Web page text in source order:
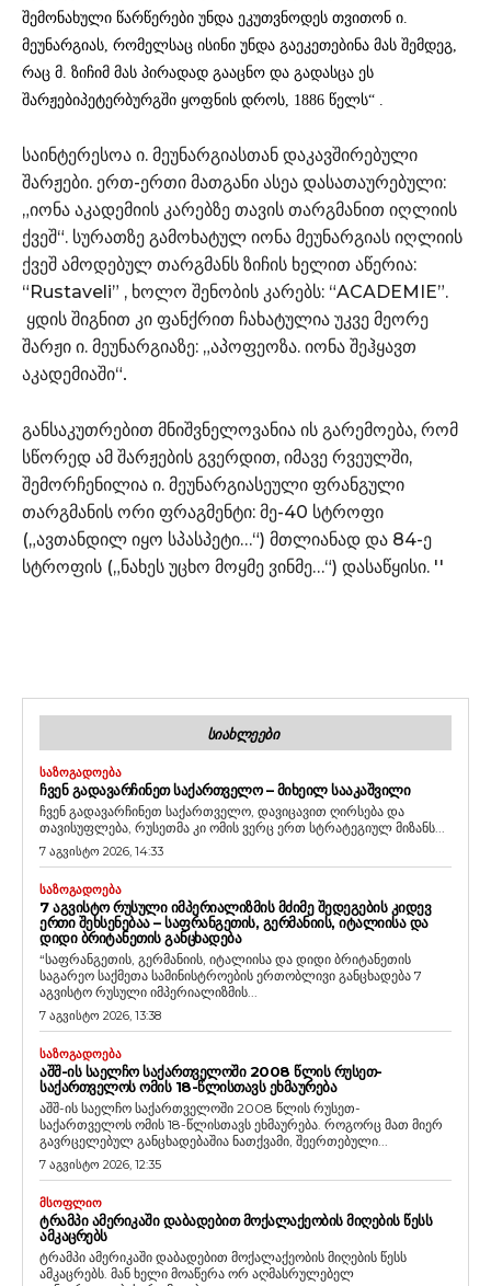
შემონახული წარწერები უნდა ეკუთვნოდეს თვითონ ი.
მეუნარგიას, რომელსაც ისინი უნდა გაეკეთებინა მას შემდეგ,
რაც მ. ზიჩიმ მას პირადად გააცნო და გადასცა ეს
შარჟებიპეტერბურგში ყოფნის დროს, 1886 წელს“
საინტერესოა ი. მეუნარგიასთან დაკავშირებული
შარჟები. ერთ-ერთი მათგანი ასეა დასათაურებული:
„იონა აკადემიის კარებზე თავის თარგმანით იღლიის
ქვეშ“. სურათზე გამოხატულ იონა მეუნარგიას იღლიის
ქვეშ ამოდებულ თარგმანს ზიჩის ხელით აწერია:
“Rustaveli” , ხოლო შენობის კარებს: “ACADEMIE”.
ყდის შიგნით კი ფანქრით ჩახატულია უკვე მეორე
შარჟი ი. მეუნარგიაზე: „აპოფეოზა. იონა შეჰყავთ
აკადემიაში“.
განსაკუთრებით მნიშვნელოვანია ის გარემოება, რომ
სწორედ ამ შარჟების გვერდით, იმავე რვეულში,
შემორჩენილია ი. მეუნარგიასეული ფრანგული
თარგმანის ორი ფრაგმენტი: მე-40 სტროფი
(„ავთანდილ იყო სპასპეტი…“) მთლიანად და 84-ე
სტროფის („ნახეს უცხო მოყმე ვინმე…“) დასაწყისი. ''
ᲡᲘᲐᲮᲚᲔᲔᲑᲘ
ᲡᲐᲖᲝᲒᲐᲓᲝᲔᲑᲐ
ᲩᲕᲔᲜ ᲒᲐᲓᲐᲕᲐᲠᲩᲘᲜᲔᲗ ᲡᲐᲥᲐᲠᲗᲕᲔᲚᲝ – ᲛᲘᲮᲔᲘᲚ ᲡᲐᲐᲙᲐᲨᲕᲘᲚᲘ
ჩვენ გადავარჩინეთ საქართველო, დავიცავით ღირსება და
თავისუფლება, რუსეთმა კი ომის ვერც ერთ სტრატეგიულ მიზანს...
7 აგვისტო 2026, 14:33
ᲡᲐᲖᲝᲒᲐᲓᲝᲔᲑᲐ
7 ᲐᲒᲕᲘᲡᲢᲝ ᲠᲣᲡᲣᲚᲘ ᲘᲛᲞᲔᲠᲘᲐᲚᲘᲖᲛᲘᲡ ᲛᲫᲘᲛᲔ ᲨᲔᲓᲔᲒᲔᲑᲘᲡ ᲙᲘᲓᲔᲕ
ᲔᲠᲗᲘ ᲨᲔᲮᲡᲔᲜᲔᲑᲐᲐ – ᲡᲐᲤᲠᲐᲜᲒᲔᲗᲘᲡ, ᲒᲔᲠᲛᲐᲜᲘᲘᲡ, ᲘᲢᲐᲚᲘᲘᲡᲐ ᲓᲐ
ᲓᲘᲓᲘ ᲑᲠᲘᲢᲐᲜᲔᲗᲘᲡ ᲒᲐᲜᲪᲮᲐᲓᲔᲑᲐ
“საფრანგეთის, გერმანიის, იტალიისა და დიდი ბრიტანეთის
საგარეო საქმეთა სამინისტროების ერთობლივი განცხადება 7
აგვისტო რუსული იმპერიალიზმის...
7 აგვისტო 2026, 13:38
ᲡᲐᲖᲝᲒᲐᲓᲝᲔᲑᲐ
ᲐᲨᲨ-ᲘᲡ ᲡᲐᲔᲚᲩᲝ ᲡᲐᲥᲐᲠᲗᲕᲔᲚᲝᲨᲘ 2008 ᲬᲚᲘᲡ ᲠᲣᲡᲔᲗ-
ᲡᲐᲥᲐᲠᲗᲕᲔᲚᲝᲡ ᲝᲛᲘᲡ 18-ᲬᲚᲘᲡᲗᲐᲕᲡ ᲔᲮᲛᲐᲣᲠᲔᲑᲐ
აშშ-ის საელჩო საქართველოში 2008 წლის რუსეთ-
საქართველოს ომის 18-წლისთავს ეხმაურება. როგორც მათ მიერ
გავრცელებულ განცხადებაშია ნათქვამი, შეერთებული...
7 აგვისტო 2026, 12:35
ᲛᲡᲝᲤᲚᲘᲝ
ᲢᲠᲐᲛᲞᲘ ᲐᲛᲔᲠᲘᲙᲐᲨᲘ ᲓᲐᲑᲐᲓᲔᲑᲘᲗ ᲛᲝᲥᲐᲚᲐᲥᲔᲝᲑᲘᲡ ᲛᲘᲦᲔᲑᲘᲡ ᲬᲔᲡᲡ
ᲐᲛᲙᲐᲪᲠᲔᲑᲡ
ტრამპი ამერიკაში დაბადებით მოქალაქეობის მიღების წესს
ამკაცრებს. მან ხელი მოაწერა ორ აღმასრულებელ